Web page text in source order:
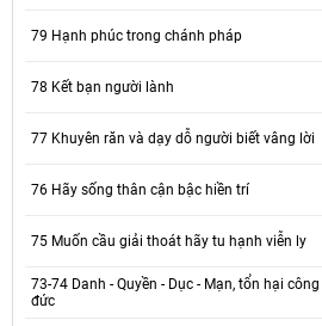
79 Hạnh phúc trong chánh pháp
78 Kết bạn người lành
77 Khuyên răn và dạy dỗ người biết vâng lời
76 Hãy sống thân cận bậc hiền trí
75 Muốn cầu giải thoát hãy tu hạnh viễn ly
73-74 Danh - Quyền - Dục - Mạn, tổn hại công
đức